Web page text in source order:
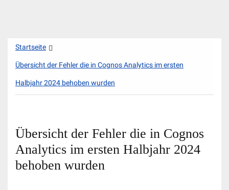
Zum
springen
Startseite
Übersicht der Fehler die in Cognos Analytics im ersten
Halbjahr 2024 behoben wurden
Übersicht der Fehler die in Cognos
Analytics im ersten Halbjahr 2024
behoben wurden